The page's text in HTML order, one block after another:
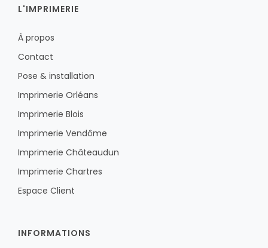
L'IMPRIMERIE
À propos
Contact
Pose & installation
Imprimerie Orléans
Imprimerie Blois
Imprimerie Vendôme
Imprimerie Châteaudun
Imprimerie Chartres
Espace Client
INFORMATIONS